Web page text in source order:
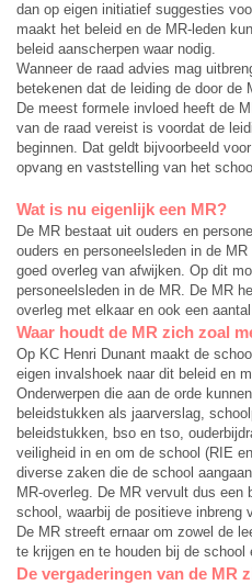
dan op eigen initiatief suggesties
maakt het beleid en de MR-leden
beleid aanscherpen waar nodig.
Wanneer de raad advies mag
betekenen dat de leiding de door de
De meest formele invloed heeft de
van de raad vereist is voordat de
beginnen. Dat geldt bijvoorbeeld
opvang en vaststelling van het
Wat is nu eigenlijk een MR?
De MR bestaat uit ouders en
ouders en personeelsleden in de
goed overleg van afwijken. Op dit
personeelsleden in de MR. De MR
overleg met elkaar en ook een
Waar houdt de MR zich zoal
Op KC Henri Dunant maakt de
eigen invalshoek naar dit beleid en
Onderwerpen die aan de orde
beleidstukken als jaarverslag,
beleidstukken, bso en tso,
veiligheid in en om de school (RIE
diverse zaken die de school
MR-overleg. De MR vervult dus een
school, waarbij de positieve inbreng
De MR streeft ernaar om zowel de
te krijgen en te houden bij de school
De vergaderingen van de MR